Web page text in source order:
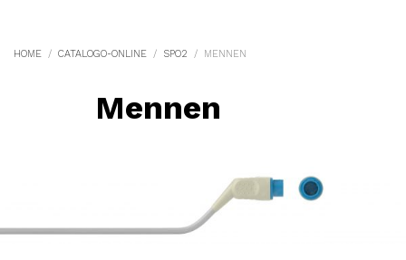
HOME CATALOGO-ONLINE SPO2 MENNEN
Mennen